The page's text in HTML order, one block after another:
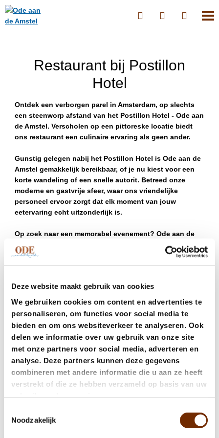
Deze website maakt gebruik van cookies
We gebruiken cookies om content en advertenties te
personaliseren, om functies voor social media te
bieden en om ons websiteverkeer te analyseren. Ook
delen we informatie over uw gebruik van onze site
met onze partners voor social media, adverteren en
analyse. Deze partners kunnen deze gegevens
combineren met andere informatie die u aan ze heeft
verstrekt of die ze hebben verzameld op basis van uw
Noodzakelijk
Restaurant bij Postillon
Hotel
Ontdek een verborgen parel in Amsterdam, op slechts
een steenworp afstand van het Postillon Hotel - Ode aan
de Amstel. Verscholen op een pittoreske locatie biedt
ons restaurant een culinaire ervaring als geen ander.
Gunstig gelegen nabij het Postillon Hotel is Ode aan de
Amstel gemakkelijk bereikbaar, of je nu kiest voor een
korte wandeling of een snelle autorit. Betreed onze
moderne en gastvrije sfeer, waar ons vriendelijke
personeel ervoor zorgt dat elk moment van jouw
eetervaring echt uitzonderlijk is.
Op zoek naar een memorabel evenement? Ode aan de
Amstel biedt ook privéruimtes voor groepen. Deze
kunnen ook worden uitgerust met alle benodigde
voorzieningen in het geval van een zakelijke
om de perfecte viering of speciale gelegenheid te
garanderen. Ons toegewijde team staat altijd klaar om
Laat je meeslepen op een culinaire reis op slechts een
steenworp afstand van het Postillon Hotel. Ode aan de
Amstel belooft een onvergetelijke eetervaring, waar elke
hap een verhaal vertelt en elk moment wordt gekoesterd.
Reserveer vandaag nog jouw tafel en geniet van de
Ons restaurant ligt op slechts een paar minuten lopen